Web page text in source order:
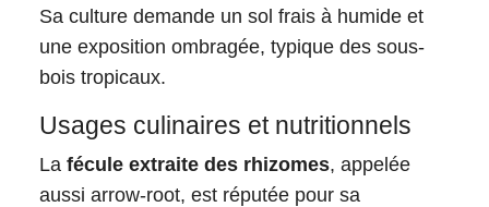
Sa culture demande un sol frais à humide et
une exposition ombragée, typique des sous-
bois tropicaux.​
Usages culinaires et nutritionnels
La fécule extraite des rhizomes, appelée
aussi arrow-root, est réputée pour sa